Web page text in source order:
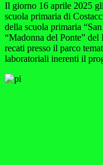
Il giorno 16 aprile 2025
scuola primaria di
della scuola primaria
“Madonna del Ponte”
recati presso il parco
laboratoriali inerenti il